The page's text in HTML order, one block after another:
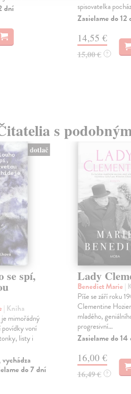
dní
spisovatelka
Zasielame do 12
14,55 €
15,00 € ?
s
dotlač
se spí,
| Kniha
mimořádný
povídky voní
listy i
do 7 dní
Lady
Benedict Marie |
Píše se září roku
Clementine
mladého,
progresivní...
Zasielame do 14
16,00 €
16,49 € ?